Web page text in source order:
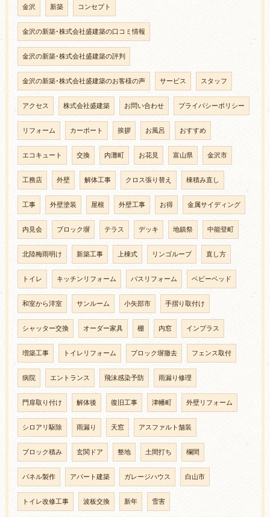
金沢 新築 コンセプト
金沢の新築･株式会社盛建築の口コミ情報
金沢の新築･株式会社盛建築の評判
金沢の新築･株式会社盛建築のお客様の声 サービス スタッフ
アクセス 株式会社盛建築 お問い合わせ プライバシーポリシー
リフォーム カーポート 挨拶 お風呂 おすすめ
エコキュート 交換 内灘町 お花見 富山県 金沢市
工務店 外壁 解体工事 クロス張り替え 棟積み直し
工事 外壁塗装 屋根 外壁工事 お得 金属サイディング
内見会 ブロック塀 テラス デッキ 地鎮祭 中能登町
北陸梅雨明け 新築工事 上棟式 リンゴループ 直し方
トイレ キッチンリフォーム バスリフォーム ベビーベッド
和室から洋室 サンルーム 小矢部市 手摺り取付け
シャッター交換 オーダー家具 棚 内窓 インプラス
増築工事 トイレリフォーム ブロック塀撤去 フェンス取付
病院 エントランス 飛沫感染予防 雨漏り修理
門扉取り付け 解体後 復旧工事 津幡町 外壁リフォーム
シロアリ駆除 雨漏り 天窓 アスファルト舗装
ブロック積み 玄関ドア 整地 土間打ち 欄間
パネル製作 アパート建築 ガレージハウス 白山市
トイレ改修工事 波板交換 新年 雪害